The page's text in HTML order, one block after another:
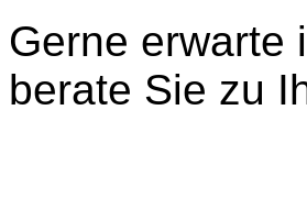
Gerne erwarte
berate Sie zu